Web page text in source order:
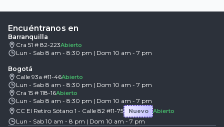
Encuéntranos en
Barranquilla
Cra 51 # 82-223Abierto
Lun - Sab 8 am - 8:30 pm | Dom 10 am - 7 pm
Bogotá
Calle 93a #11-46Abierto
Lun - Sab 8 am - 8:30 pm | Dom 10 am - 7 pm
Cra 15 # 118-16Abierto
Lun - Sab 8 am - 8:30 pm | Dom 10 am - 7 pm
CC El Retiro Sótano 1 - Calle 82 #11-75
Nuevo Abierto
Lun - Sab 10 am - 8 pm | Dom 10 am - 7 pm